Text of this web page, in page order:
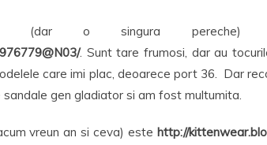
(dar o singura
. Sunt tare frumosi, dar au
care imi plac, deoarece port 36. Dar
gen gladiator si am fost multumita.
vreun an si ceva) este http://